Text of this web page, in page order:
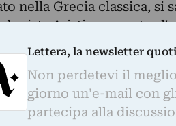
nella Grecia classica, si
Aristippo contro
rovesciano
ascetico e repressivo.
Certamente
non fanno
pesa perché
Lettera, la newsletter
Non perdetevi il
giorno un'e-mail con
partecipa alla